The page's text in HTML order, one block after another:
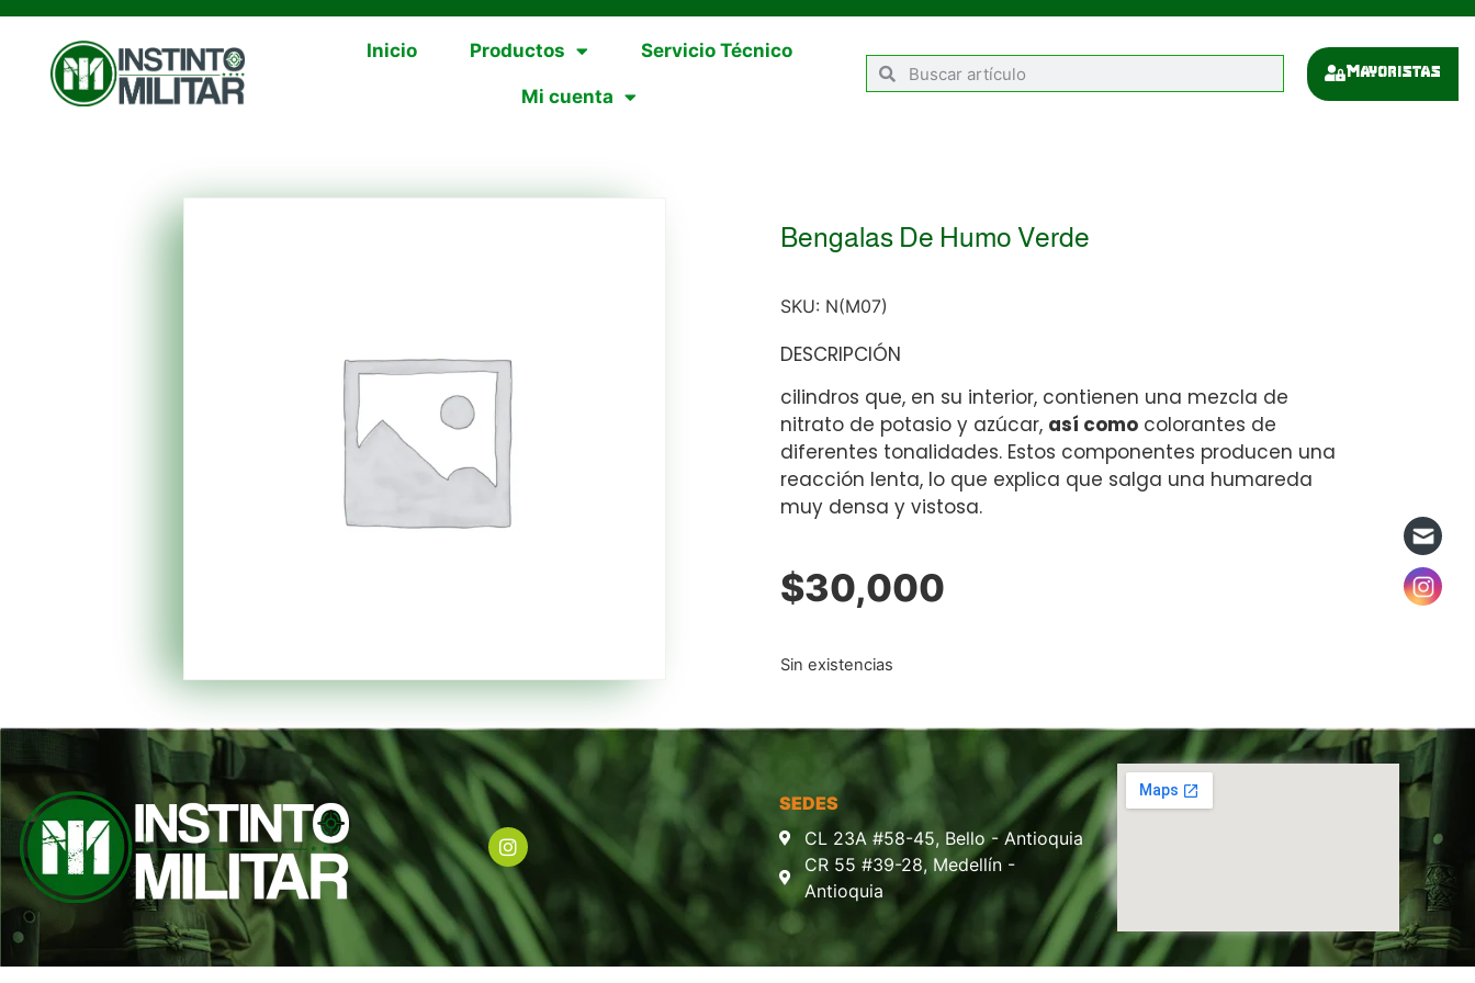
Inicio Productos Servicio Técnico
Mi cuenta
Mayoristas
Bengalas De Humo Verde
SKU: N(M07)
DESCRIPCIÓN
cilindros que, en su interior, contienen una mezcla de
nitrato de potasio y azúcar, así comocolorantes de
diferentes tonalidades. Estos componentes producen una
reacción lenta, lo que explica que salga una humareda
muy densa y vistosa.
$30,000
Sin existencias
SEDES
CL 23A #58-45, Bello - Antioquia
CR 55 #39-28, Medellín -
Antioquia